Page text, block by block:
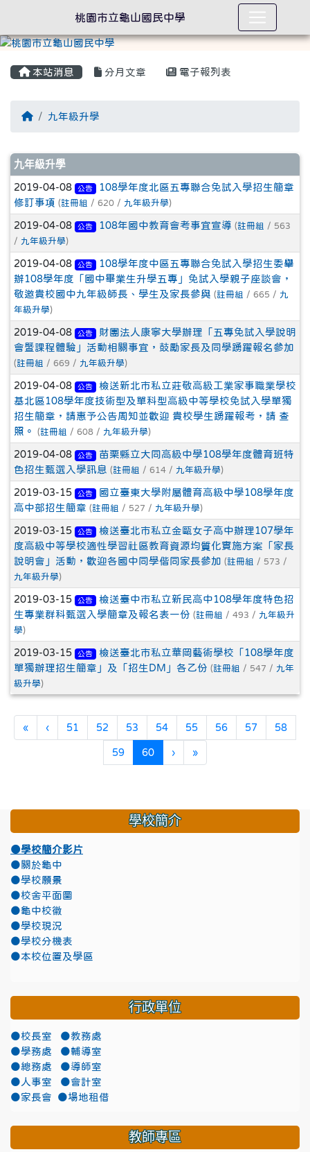
本站消息 分月文章 電子報列表
回首頁九年級升學
文章列表
九年級升學
2019-04-08 公告
108學年度北區五專聯合免試入學招生簡章
修訂事項 (註冊組 / 620 / 九年級升學)
2019-04-08 公告 108年國中教育會考事宜宣導 (註冊組 / 563
/ 九年級升學)
2019-04-08 公告
108學年度中區五專聯合免試入學招生委舉
辦108學年度「國中畢業生升學五專」免試入學親子座談會，
敬邀貴校國中九年級師長、學生及家長參與 (註冊組 / 665 / 九
年級升學)
2019-04-08 公告
財團法人康寧大學辦理「五專免試入學說明
會暨課程體驗」活動相關事宜，鼓勵家長及同學踴躍報名參加
(註冊組 / 669 / 九年級升學)
2019-04-08 公告
檢送新北市私立莊敬高級工業家事職業學校
基北區108學年度技術型及單科型高級中等學校免試入學單獨
招生簡章，請惠予公告周知並歡迎 貴校學生踴躍報考，請 查
照。
(註冊組 / 608 / 九年級升學)
2019-04-08 公告
苗栗縣立大同高級中學108學年度體育班特
色招生甄選入學訊息 (註冊組 / 614 / 九年級升學)
2019-03-15 公告
國立臺東大學附屬體育高級中學108學年度
高中部招生簡章 (註冊組 / 527 / 九年級升學)
2019-03-15 公告
檢送臺北市私立金甌女子高中辦理107學年
度高級中等學校適性學習社區教育資源均質化實施方案「家長
說明會」活動，歡迎各國中同學偕同家長參加 (註冊組 / 573 /
九年級升學)
2019-03-15 公告
檢送臺中市私立新民高中108學年度特色招
生專業群科甄選入學簡章及報名表一份 (註冊組 / 493 / 九年級升
學)
2019-03-15 公告
檢送臺北市私立華岡藝術學校「108學年度
單獨辦理招生簡章」及「招生DM」各乙份 (註冊組 / 547 / 九年
級升學)
«第一頁
‹上一頁
51 52 53 54 55 56 57 58
59 60(目前頁次)
›下一頁
»最後頁
學校簡介
●學校簡介影片
●關於龜中
●學校願景
●校舍平面圖
●龜中校徽
●學校現況
●學校分機表
●本校位置及學區
行政單位
●校長室
●教務處
●學務處
●輔導室
●總務處
●導師室
●人事室
●會計室
●家長會
●場地租借
教師專區
桃園市立龜山國民中學